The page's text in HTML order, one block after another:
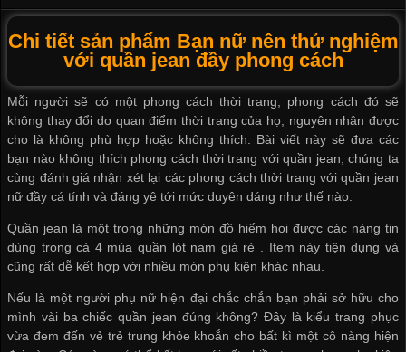
Chi tiết sản phẩm Bạn nữ nên thử nghiệm
với quần jean đầy phong cách
Mỗi người sẽ có một phong cách thời trang, phong cách đó sẽ
không thay đổi do quan điểm thời trang của họ, nguyên nhân được
cho là không phù hợp hoặc không thích. Bài viết này sẽ đưa các
bạn nào không thích phong cách thời trang với quần jean, chúng ta
cùng đánh giá nhận xét lại các phong cách thời trang với quần jean
nữ đầy cá tính và đáng yê tới mức duyên dáng như thế nào.
Quần jean là một trong những món đồ hiểm hoi được các nàng tin
dùng trong cả 4 mùaquần lót nam giá rẻ . Item này tiện dụng và
cũng rất dễ kết hợp với nhiều món phụ kiện khác nhau.
Nếu là một người phụ nữ hiện đại chắc chắn bạn phải sở hữu cho
mình vài ba chiếc quần jean đúng không? Đây là kiểu trang phục
vừa đem đến vẻ trẻ trung khỏe khoắn cho bất kì một cô nàng hiện